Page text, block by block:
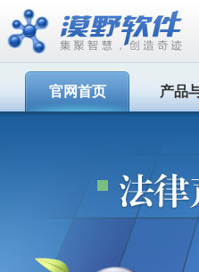
官网首页 产品